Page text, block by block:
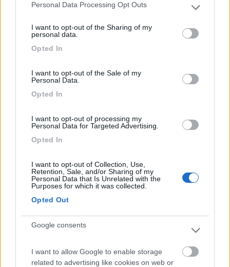
Please note that this website/app uses one or more Google
not limited to your visit or usage behaviour. You may click to
use your data for below specified purposes in below Google
Personal Data Processing Opt Outs
I want to opt-out of the Sharing of my
personal data.
Opted In
I want to opt-out of the Sale of my
Personal Data.
Opted In
I want to opt-out of processing my
Personal Data for Targeted Advertising.
Opted In
I want to opt-out of Collection, Use,
Retention, Sale, and/or Sharing of my
Personal Data that Is Unrelated with the
Purposes for which it was collected.
Opted Out
Google consents
I want to allow Google to enable storage
related to advertising like cookies on web or
Ciao Mario,
suggerivo di utilizzare un HUB USB3 perchè le specifiche USB3
prevedono correnti disponibili per ogni porta superiori (di molto)
a quelle di USB2, mantenendo compatibilità però a livello di
Il HUB in questione quindi lo colleghi su una porta qualsiasi del
tuo PC, ma avendo un suo alimentatore non sfrutta l'energia
spingere anche più prodotti energivori: è di fatto una "ciabatta"
USB che però ha una maggiore corrente disponibile ad ogni
https://www.amazon.it/AUKEY-Ada...
- Roberto -
37389
In risposta al messaggio diRobVisiondel29/06/2018 16:37:56